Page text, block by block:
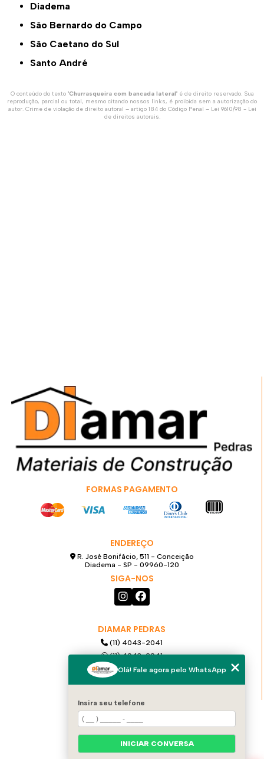
Diadema
São Bernardo do Campo
São Caetano do Sul
Santo André
O conteúdo do texto "Churrasqueira com bancada lateral" é de direito reservado. Sua
reprodução, parcial ou total, mesmo citando nossos links, é proibida sem a autorização do
autor. Crime de violação de direito autoral – artigo 184 do Código Penal – Lei 9610/98 - Lei
de direitos autorais.
FORMAS PAGAMENTO
ENDEREÇO
R. José Bonifácio, 511 - Conceição
Diadema - SP - 09960-120
SIGA-NOS
DIAMAR PEDRAS
(11) 4043-2041
(11) 4043-2041
(11) 99921-6068
MENU
HOME
Olá! Fale agora pelo WhatsApp
Insira seu telefone
INICIAR CONVERSA